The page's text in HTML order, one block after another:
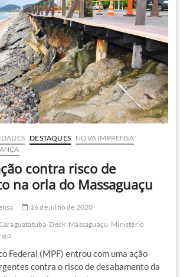
DESTAQUES
NOVA IMPRENSA
contra risco de
na orla do Massaguaçu
16 de julho de 2020
Deck Massaguaçu Ministério
Federal (MPF) entrou com uma ação
contra o risco de desabamento da